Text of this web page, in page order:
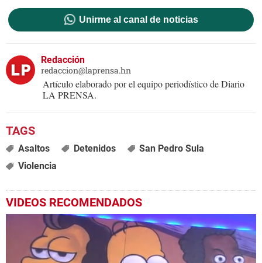
Unirme al canal de noticias
Redacción
redaccion@laprensa.hn
Artículo elaborado por el equipo periodístico de Diario
LA PRENSA.
Asaltos Detenidos
San Pedro Sula
Violencia
VIDEOS RECOMENDADOS